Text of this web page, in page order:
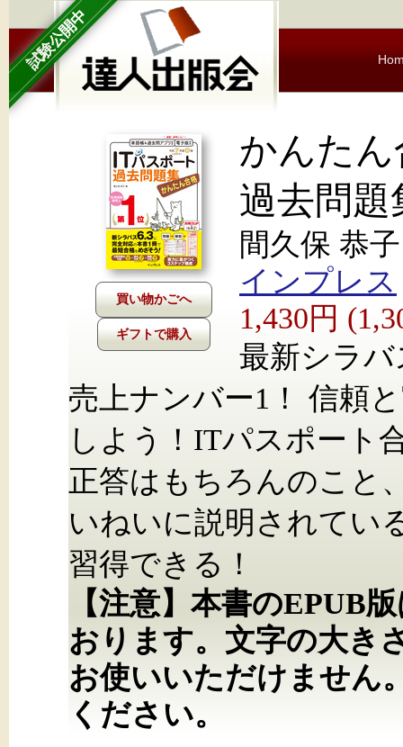
試験公開中
ギフトで購入
かんた
過去問題
間久保 恭子
インプレス
1,430円
最新シラバ
売上ナンバー1！ 信頼
しよう！ITパスポート
正答はもちろんのこと
いねいに説明されてい
習得できる！
【注意】本書のEPUB
おります。文字の大き
お使いいただけません
ください。